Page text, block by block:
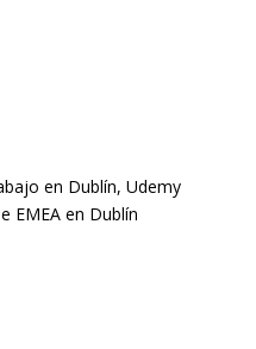
en Dublín, Udemy
EMEA en Dublín